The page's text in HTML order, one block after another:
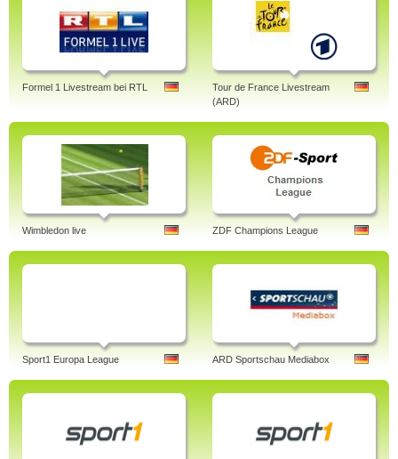
Formel 1 Livestream bei RTL
Tour de France Livestream
(ARD)
Wimbledon live ZDF Champions League
Sport1 Europa League ARD Sportschau Mediabox